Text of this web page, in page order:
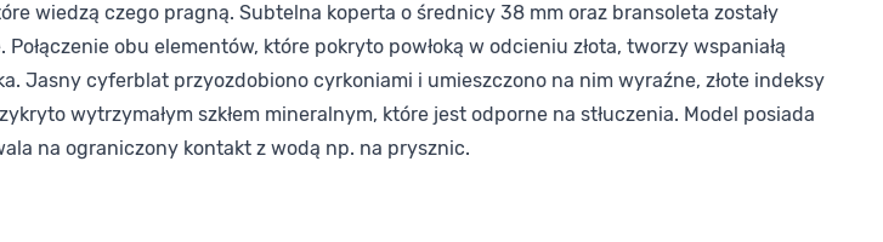
wiedzą czego pragną. Subtelna koperta o średnicy 38 mm oraz bransoleta zostały
obu elementów, które pokryto powłoką w odcieniu złota, tworzy wspaniałą
Jasny cyferblat przyozdobiono cyrkoniami i umieszczono na nim wyraźne, złote indeksy
wytrzymałym szkłem mineralnym, które jest odporne na stłuczenia. Model posiada
na ograniczony kontakt z wodą np. na prysznic.